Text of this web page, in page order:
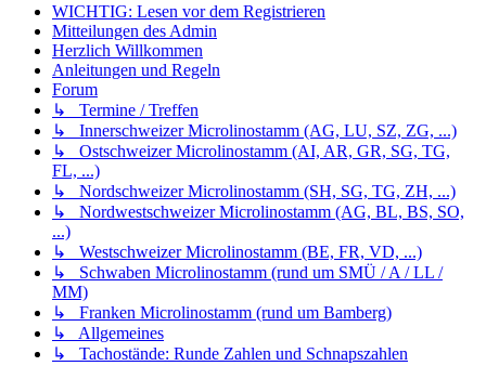
WICHTIG: Lesen vor dem Registrieren
Mitteilungen des Admin
Herzlich Willkommen
Anleitungen und Regeln
Forum
↳ Termine / Treffen
↳ Innerschweizer Microlinostamm (AG, LU, SZ, ZG, ...)
↳ Ostschweizer Microlinostamm (AI, AR, GR, SG, TG,
FL, ...)
↳ Nordschweizer Microlinostamm (SH, SG, TG, ZH, ...)
↳ Nordwestschweizer Microlinostamm (AG, BL, BS, SO,
...)
↳ Westschweizer Microlinostamm (BE, FR, VD, ...)
↳ Schwaben Microlinostamm (rund um SMÜ / A / LL /
MM)
↳ Franken Microlinostamm (rund um Bamberg)
↳ Allgemeines
↳ Tachostände: Runde Zahlen und Schnapszahlen